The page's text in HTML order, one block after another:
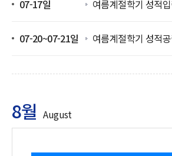
07-17일 여름계절학기 성적
07-20~07-21일 여름계절학기 성적
8월 August